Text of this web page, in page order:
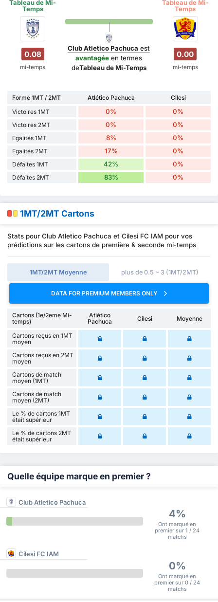
Tableau de Mi-
Temps
Tableau de Mi-
Temps
0.08
mi-temps
Club Atletico Pachuca est
avantagée en termes
deTableau de Mi-Temps
0.00
mi-temps
Forme 1MT / 2MT Atlético Pachuca
Cilesi
Victoires 1MT
0% 0%
Victoires 2MT 0% 0%
Egalités 1MT 8% 0%
Egalités 2MT 17% 0%
Défaites 1MT 42% 0%
Défaites 2MT 83% 0%
1MT/2MT Cartons
Stats pour Club Atletico Pachuca et Cilesi FC IAM pour vos
prédictions sur les cartons de première & seconde mi-temps
1MT/2MT Moyenne plus de 0.5 ~ 3 (1MT/2MT)
DATA FOR PREMIUM MEMBERS ONLY
Cartons (1e/2eme Mi-
temps)
Atlético
Pachuca
Cilesi Moyenne
Cartons reçus en 1MT
moyen
Cartons reçus en 2MT
moyen
Cartons de match
moyen (1MT)
Cartons de match
moyen (2MT)
Le % de cartons 1MT
était supérieur
Le % de cartons 2MT
était supérieur
Quelle équipe marque en premier ?
Club Atletico Pachuca
4%
Ont marqué en
premier sur 1 / 24
matchs
Cilesi FC IAM
0%
Ont marqué en
premier sur 0 / 24
matchs